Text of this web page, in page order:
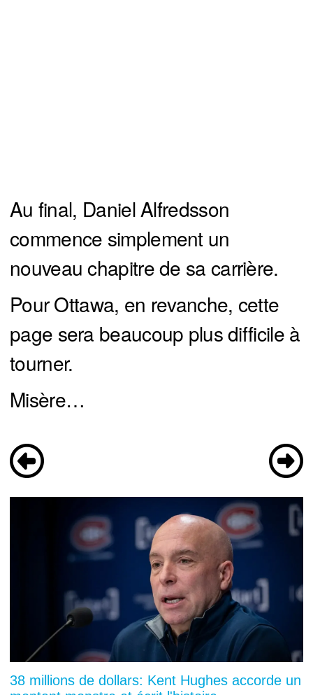
Au final, Daniel Alfredsson
commence simplement un
nouveau chapitre de sa carrière.
Pour Ottawa, en revanche, cette
page sera beaucoup plus difficile à
tourner.
Misère…
38 millions de dollars: Kent Hughes accorde un